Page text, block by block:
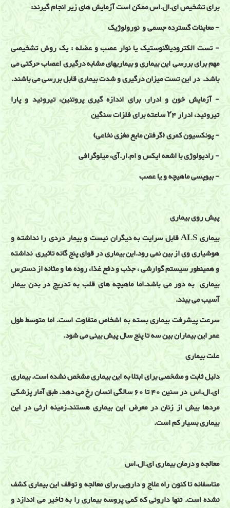
برای تشخیص ای.ال.اس ممکن است آزمایش های زیر انجام گیرند:
- معاینات گسترده جسمی و نورولوژیک
- تست الکترودیاگنوستیک یا نوار عصب و عضله : یک روش تشخیصی
مهم برای بررسی این بیماری و بیماریهای مشابه درگیری اعصاب حرکتی می
باشد. در این تست میزان درگیری و شدت بیماری قابل بررسی می باشند.
- آزمایش خون و ادرار، برای اندازه گیری پروتئین، تیروئید و پارا
تیروئید، ادرار ۲۴ ساعته برای فلزات سنگین
- پونکسیون کمری (گرفتن مایع مغزی نخاعی)
- رادیولوژی با اشعه ایکس و ام.ار.آی، میلوگرافی
- بیوپسی ماهیچه و یا عصب
پیش روی بیماری
بیماری ALS قابل سرایت به دیگران نیست و بیمار دردی را نداشته و
هوشیاری وی از بین نمی رود.این بیماری در قوای پنج گانه تاثیری نداشته
و همینطور سیستم گوارشی ، جذب و دفع غذا، روده ها و مثانه از دسترس
بیماری به دور می باشد.اما ماهیچه های قلب به تدریج در بدن بیمار
آسیب می بیند.
سرعت پیشرفت بیماری بسته به اشخاص متفاوت است. اما متوسط طول
عمر این بیماران بین سه تا پنج سال پیش بینی می شود.
علت بیماری
دلیل ثابت و مشخصی برای ابتلا به این بیماری مشخص نشده است. بیماری
ای.ال.اس در سنین 40 تا 60 سالگی انسان رخ می دهد. طبق آمار پزشکی
مردها بیش از زنان در معرض این بیماری هستند.زمینه ارثی در این
بیماری بسیار کم است.
معالجه و درمان بیماری ای.ال.اس
متاسفانه تا کنون راه علاج و دارویی برای معالجه و توقف این بیماری کشف
نشده است. تنها داروئی که کمی پروسه بیماری را به تاخیر می اندازد و